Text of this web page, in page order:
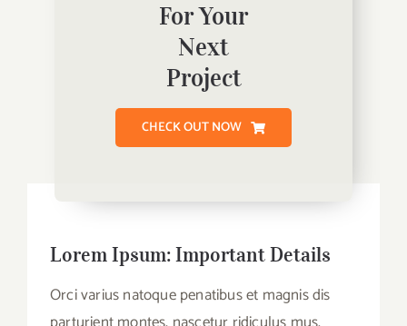
For Your
Next
Project
CHECK OUT NOW
Lorem Ipsum: Important Details
Orci varius natoque penatibus et magnis dis